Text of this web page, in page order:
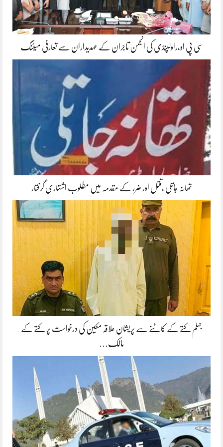
سی پی او،راولپنڈی کی انجمن تاجران کے عہدیداران سے تعارفی میٹنگ
تھانہ جاتلی ،قتل اور ضرر کے مقدمہ میں مطلوب اشتہاری گرفتار
جہلم کتے کے کاٹنے سے پریشان علاقہ مکین کی درخواست پر کتے کے
مالک…